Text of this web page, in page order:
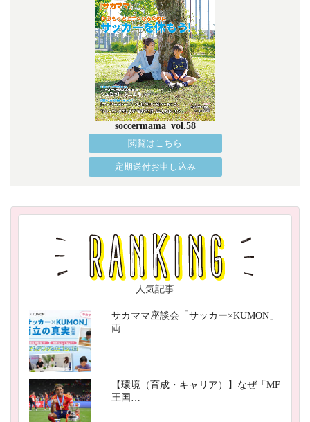
soccermama_vol.58
閲覧はこちら
定期送付お申し込み
人気記事
サカママ座談会「サッカー×KUMON」
両…
【環境（育成・キャリア）】なぜ「MF
王国…